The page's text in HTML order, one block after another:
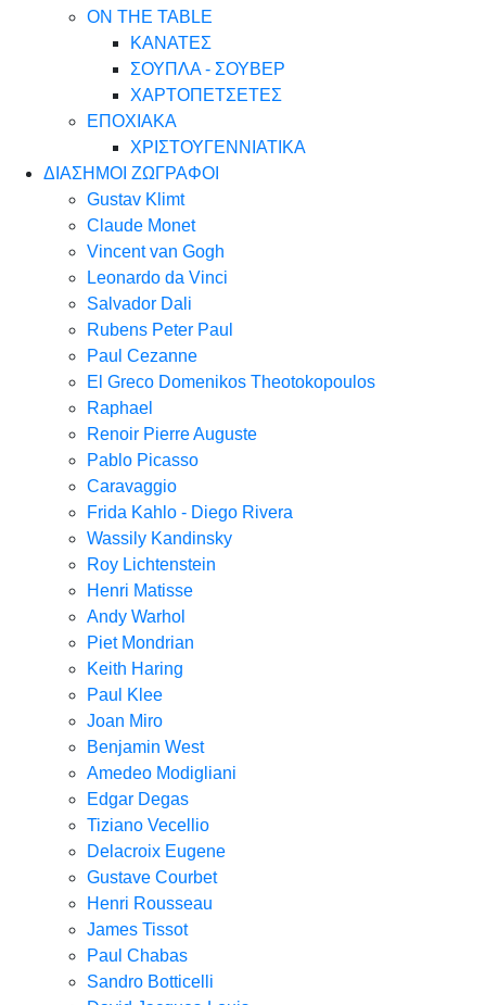
ON THE TABLE
ΚΑΝΑΤΕΣ
ΣΟΥΠΛΑ - ΣΟΥΒΕΡ
ΧΑΡΤΟΠΕΤΣΕΤΕΣ
ΕΠΟΧΙΑΚΑ
ΧΡΙΣΤΟΥΓΕΝΝΙΑΤΙΚΑ
ΔΙΑΣΗΜΟΙ ΖΩΓΡΑΦΟΙ
Gustav Klimt
Claude Monet
Vincent van Gogh
Leonardo da Vinci
Salvador Dali
Rubens Peter Paul
Paul Cezanne
El Greco Domenikos Theotokopoulos
Raphael
Renoir Pierre Auguste
Pablo Picasso
Caravaggio
Frida Kahlo - Diego Rivera
Wassily Kandinsky
Roy Lichtenstein
Henri Matisse
Andy Warhol
Piet Mondrian
Keith Haring
Paul Klee
Joan Miro
Benjamin West
Amedeo Modigliani
Edgar Degas
Tiziano Vecellio
Delacroix Eugene
Gustave Courbet
Henri Rousseau
James Tissot
Paul Chabas
Sandro Botticelli